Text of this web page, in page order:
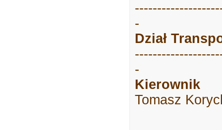
-
Dział
-
Kierownik
Tomasz